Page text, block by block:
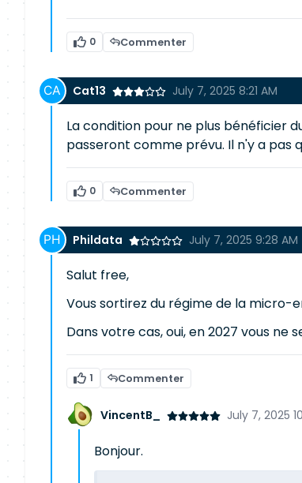
0 Commenter
Cat13 July 7, 2025 8:21 AM
La condition pour ne plus bénéficier
passeront comme prévu. Il n'y a pas
0 Commenter
Phildata July 7, 2025 9:28 AM
Salut free,
Vous sortirez du régime de la micro-
Dans votre cas, oui, en 2027 vous
1 Commenter
VincentB_ July 7, 2025
Bonjour.